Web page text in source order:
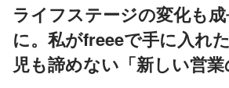
ライフステージの変化も
に。私がfreeeで手に入れ
児も諦めない「新しい営業